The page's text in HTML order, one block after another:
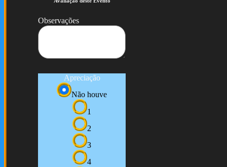
Observações
Apreciação
Não houve
1
2
3
4